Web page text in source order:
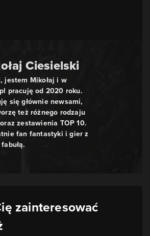
Ciesielski
jestem Mikołaj i w
pracuję od 2020 roku.
się głównie newsami,
też różnego rodzaju
zestawienia TOP 10.
fan fantastyki i gier z
zainteresować